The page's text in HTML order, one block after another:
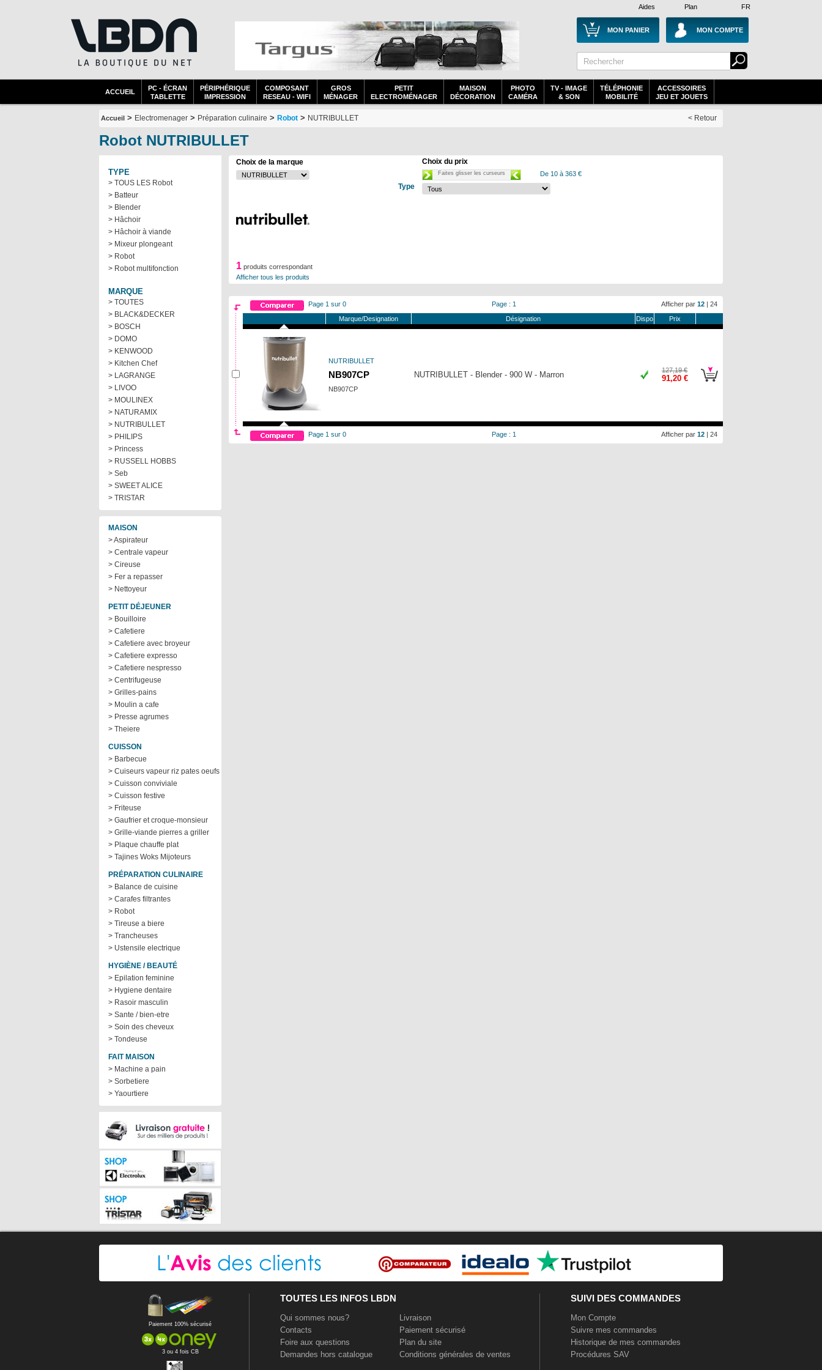
Plan
Aides FR
MON PANIER MON COMPTE
ACCUEIL
PC - ÉCRAN
TABLETTE
PÉRIPHÉRIQUE
IMPRESSION
COMPOSANT
RESEAU - WIFI
GROS
MÉNAGER
PETIT
ELECTROMÉNAGER
MAISON
DÉCORATION
PHOTO
CAMÉRA
TV - IMAGE
& SON
TÉLÉPHONIE
MOBILITÉ
ACCESSOIRES
JEU ET JOUETS
Accueil > Electromenager > Préparation culinaire > Robot > NUTRIBULLET < Retour
Robot NUTRIBULLET
TYPE
> TOUS LES Robot
> Batteur
> Blender
> Hâchoir
> Hâchoir à viande
> Mixeur plongeant
> Robot
> Robot multifonction
MARQUE
> TOUTES
> BLACK&DECKER
> BOSCH
> DOMO
> KENWOOD
> Kitchen Chef
> LAGRANGE
> LIVOO
> MOULINEX
> NATURAMIX
> NUTRIBULLET
> PHILIPS
> Princess
> RUSSELL HOBBS
> Seb
> SWEET ALICE
> TRISTAR
MAISON
> Aspirateur
> Centrale vapeur
> Cireuse
> Fer a repasser
> Nettoyeur
PETIT DÉJEUNER
> Bouilloire
> Cafetiere
> Cafetiere avec broyeur
> Cafetiere expresso
> Cafetiere nespresso
> Centrifugeuse
> Grilles-pains
> Moulin a cafe
> Presse agrumes
> Theiere
CUISSON
> Barbecue
> Cuiseurs vapeur riz pates oeufs
> Cuisson conviviale
> Cuisson festive
> Friteuse
> Gaufrier et croque-monsieur
> Grille-viande pierres a griller
> Plaque chauffe plat
> Tajines Woks Mijoteurs
PRÉPARATION CULINAIRE
> Balance de cuisine
> Carafes filtrantes
> Robot
> Tireuse a biere
> Trancheuses
> Ustensile electrique
HYGIÈNE / BEAUTÉ
> Epilation feminine
> Hygiene dentaire
> Rasoir masculin
> Sante / bien-etre
> Soin des cheveux
> Tondeuse
FAIT MAISON
> Machine a pain
> Sorbetiere
> Yaourtiere
Choix de la marque Choix du prix
Faites glisser les curseurs De 10 à 363 €
Type
1 produits correspondant
Afficher tous les produits
Afficher par 12 | 24
Page 1 sur 0
Page : 1
Marque/Designation
Désignation Dispo Prix
NUTRIBULLET
NB907CP
NB907CP
NUTRIBULLET - Blender - 900 W - Marron 127,19 €
91,20 €
Afficher par 12 | 24
Page 1 sur 0 Page : 1
Paiement 100% sécurisé
3 ou 4 fois CB
TOUTES LES INFOS LBDN
Qui sommes nous?
Contacts
Foire aux questions
Demandes hors catalogue
Livraison
Paiement sécurisé
Plan du site
Conditions générales de ventes
SUIVI DES COMMANDES
Mon Compte
Suivre mes commandes
Historique de mes commandes
Procédures SAV